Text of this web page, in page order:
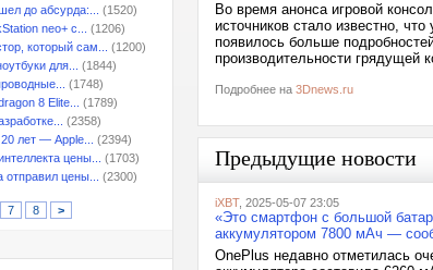
до абсурда:...
(1520)
neo+ с...
(1206)
который сам...
(1200)
для...
(1844)
(1748)
8 Elite...
(1789)
(2358)
лет — Apple...
(2394)
цены...
(1703)
отправил цены...
(2300)
7 8 >
Во время анонса игровой
источников стало известно,
появилось больше
производительности грядущей
Подробнее на 3Dnews.ru
Предыдущие новости
iXBT, 2025-05-07 23:05
«Это смартфон с большой
аккумулятором 7800 мАч —
OnePlus недавно отметилась